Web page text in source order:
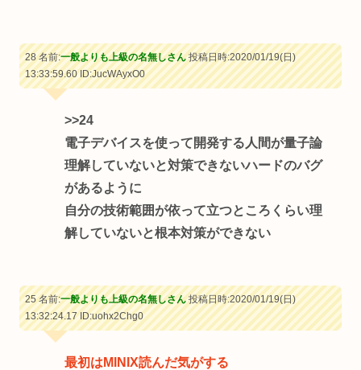
28 名前:一般よりも上級の名無しさん投稿日時:2020/01/19(日)
13:33:59.60ID:JucWAyxO0
>>24
電子デバイスを使って開発する人間が量子論
理解していないと対策できないハードのバグ
があるように
自分の技術範囲が依って立つところくらい理
解していないと根本対策ができない
25 名前:一般よりも上級の名無しさん投稿日時:2020/01/19(日)
13:32:24.17ID:uohx2Chg0
最初はMINIX読んだ気がする